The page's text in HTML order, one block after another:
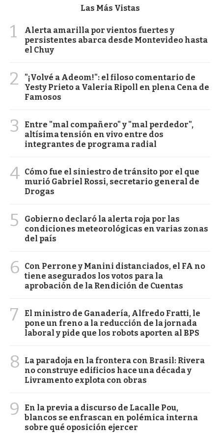
Las Más Vistas
1
Alerta amarilla por vientos fuertes y
persistentes abarca desde Montevideo hasta
el Chuy
2
"¡Volvé a Adeom!": el filoso comentario de
Yesty Prieto a Valeria Ripoll en plena Cena de
Famosos
3
Entre "mal compañero" y "mal perdedor",
altísima tensión en vivo entre dos
integrantes de programa radial
4 Cómo fue el siniestro de tránsito por el que
murió Gabriel Rossi, secretario general de
Drogas
5
Gobierno declaró la alerta roja por las
condiciones meteorológicas en varias zonas
del país
6
Con Perrone y Manini distanciados, el FA no
tiene asegurados los votos para la
aprobación de la Rendición de Cuentas
7
El ministro de Ganadería, Alfredo Fratti, le
pone un freno a la reducción de la jornada
laboral y pide que los robots aporten al BPS
8
La paradoja en la frontera con Brasil: Rivera
no construye edificios hace una década y
Livramento explota con obras
9
En la previa a discurso de Lacalle Pou,
blancos se enfrascan en polémica interna
sobre qué oposición ejercer